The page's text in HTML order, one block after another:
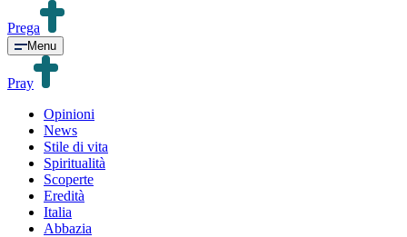
Prega
Menu
Pray
Opinioni
News
Stile di vita
Spiritualità
Scoperte
Eredità
Italia
Abbazia